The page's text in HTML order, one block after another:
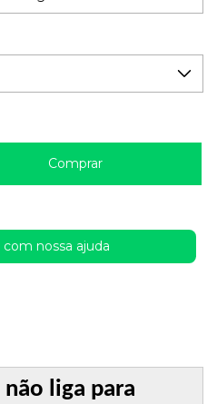
com nossa ajuda
liga para